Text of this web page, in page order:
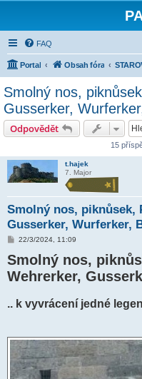
FAQ
Portal Obsah fóra
Smolný nos,
Gusserker,
Odpovědět
15
t.hajek
7. Major
Smolný nos, piknůsek,
Gusserker, Wurferker,
P
í
s
p
ě
e
k
22/3/2024, 11:09
Smolný nos,
Wehrerker,
.. k vyvrácení jedné